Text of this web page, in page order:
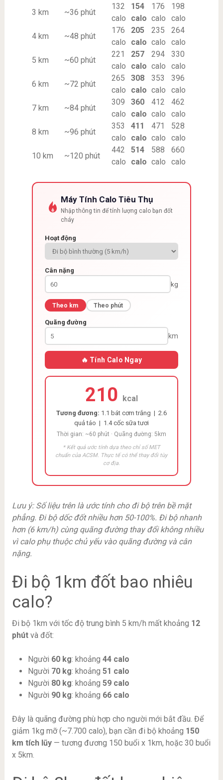
3 km
~36 phút
132
calo
154
calo
176
calo
198
calo
4 km
~48 phút
176
calo
205
calo
235
calo
264
calo
5 km
~60 phút
221
calo
257
calo
294
calo
330
calo
6 km
~72 phút
265
calo
308
calo
353
calo
396
calo
7 km
~84 phút
309
calo
360
calo
412
calo
462
calo
8 km
~96 phút
353
calo
411
calo
471
calo
528
calo
10 km
~120 phút
442
calo
514
calo
588
calo
660
calo
Máy Tính Calo Tiêu Thụ
Nhập thông tin để tính lượng calo bạn đốt
cháy
Hoạt động
Cân nặng
kg
Theo km Theo phút
Quãng đường
km
🔥 Tính Calo Ngay
210 kcal
Tương đương: 1.1 bát cơm trắng | 2.6
quả táo | 1.4 cốc sữa tươi
Thời gian: ~60 phút · Quãng đường: 5km
* Kết quả ước tính dựa theo chỉ số MET
chuẩn của ACSM. Thực tế có thể thay đổi tùy
cơ địa.
Lưu ý: Số liệu trên là ước tính cho đi bộ trên bề mặt
phẳng. Đi bộ dốc đốt nhiều hơn 50-100%. Đi bộ nhanh
hơn (6 km/h) cùng quãng đường thay đổi không nhiều
vì calo phụ thuộc chủ yếu vào quãng đường và cân
nặng.
Đi bộ 1km đốt bao nhiêu
calo?
Đi bộ 1km với tốc độ trung bình 5 km/h mất khoảng 12
phútvà đốt:
Người 60 kg: khoảng 44 calo
Người 70 kg: khoảng 51 calo
Người 80 kg: khoảng 59 calo
Người 90 kg: khoảng 66 calo
Đây là quãng đường phù hợp cho người mới bắt đầu. Để
giảm 1kg mỡ (~7.700 calo), bạn cần đi bộ khoảng 150
km tích lũy— tương đương 150 buổi x 1km, hoặc 30 buổi
x 5km.